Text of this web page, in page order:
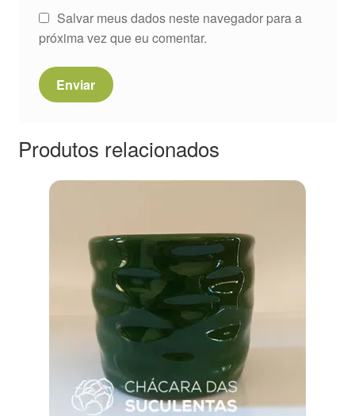
Salvar meus dados neste navegador para a
próxima vez que eu comentar.
Produtos relacionados